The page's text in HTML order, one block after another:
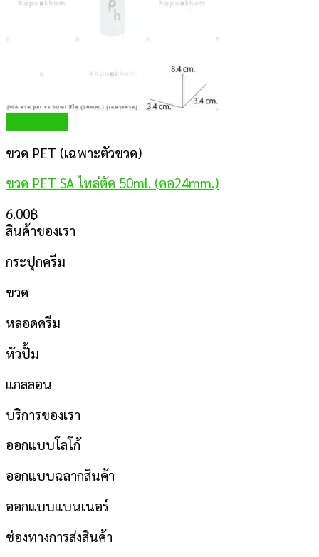
ขวด PET (เฉพาะตัวขวด)
ขวด PET SA ไหล่ตัด 50ml. (คอ24mm.)
6.00฿
สินค้าของเรา
กระปุกครีม
ขวด
หลอดครีม
หัวปั้ม
แกลลอน
บริการของเรา
ออกแบบโลโก้
ออกแบบฉลากสินค้า
ออกแบบแบนเนอร์
ช่องทางการส่งสินค้า